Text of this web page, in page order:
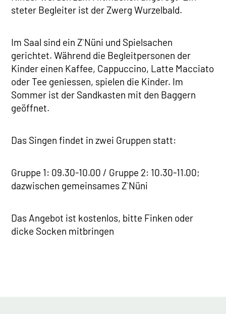
steter Begleiter ist der Zwerg Wurzelbald.
Im Saal sind ein Z`Nüni und Spielsachen
gerichtet. Während die Begleitpersonen der
Kinder einen Kaffee, Cappuccino, Latte Macciato
oder Tee geniessen, spielen die Kinder. Im
Sommer ist der Sandkasten mit den Baggern
geöffnet.
Das Singen findet in zwei Gruppen statt:
Gruppe 1: 09.30-10.00 / Gruppe 2: 10.30-11.00;
dazwischen gemeinsames Z`Nüni
Das Angebot ist kostenlos, bitte Finken oder
dicke Socken mitbringen